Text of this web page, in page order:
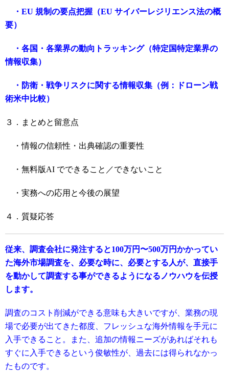
・EU 規制の要点把握（EU サイバーレジリエンス法の概
要）
・各国・各業界の動向トラッキング（特定国特定業界の
情報収集）
・防衛・戦争リスクに関する情報収集（例：ドローン戦
術米中比較）
３．まとめと留意点
・情報の信頼性・出典確認の重要性
・無料版AI でできること／できないこと
・実務への応用と今後の展望
４．質疑応答
従来、調査会社に発注すると100万円〜500万円かかってい
た海外市場調査を、必要な時に、必要とする人が、直接手
を動かして調査する事ができるようになるノウハウを伝授
します。
調査のコスト削減ができる意味も大きいですが、業務の現
場で必要が出てきた都度、フレッシュな海外情報を手元に
入手できること。また、追加の情報ニーズがあればそれも
すぐに入手できるという俊敏性が、過去には得られなかっ
たものです。